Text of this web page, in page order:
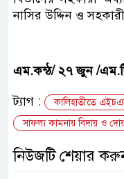
নাসির উদ্দিন ও
এম.কন্ঠ/ ২৭ জুন /
ট্যাগ :
কালিহাতীতে
সাফল্য কামনায় বিদায় ও
নিউজটি শেয়ার